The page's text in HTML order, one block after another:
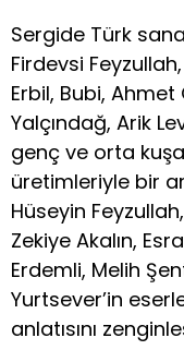
Sergide Türk
Firdevsi
Erbil, Bubi, Ahmet
Yalçındağ, Arik
genç ve orta
üretimleriyle bir
Hüseyin
Zekiye Akalın,
Erdemli, Melih
Yurtsever’in
anlatısını